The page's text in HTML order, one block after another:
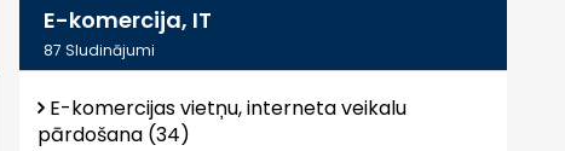
E-komercija, IT
87Sludinājumi
E-komercijas vietņu, interneta veikalu
pārdošana (34)